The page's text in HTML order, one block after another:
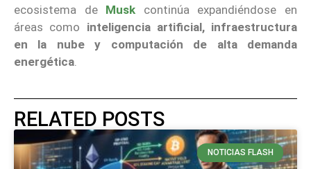
ecosistema de Musk
continúa expandiéndose en
áreas como inteligencia artificial, infraestructura
en la nube y computación de alta demanda
energética
RELATED POSTS
NOTICIAS FLASH